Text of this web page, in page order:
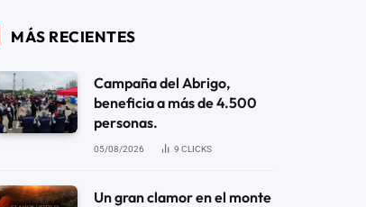
MÁS RECIENTES
Campaña del Abrigo,
beneficia a más de 4.500
personas.
05/08/2026 9 CLICKS
Un gran clamor en el monte